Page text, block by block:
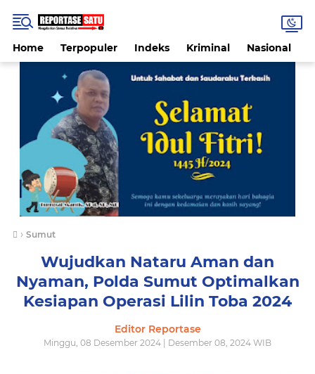
Home Terpopuler Indeks Kriminal Nasional
› Sumut
Wujudkan Nataru Aman dan
Nyaman, Polda Sumut Optimalkan
Kesiapan Operasi Lilin Toba 2024
Editor Reportase
Minggu, 08 Desember 2024 | Desember 08, 2024 WIB